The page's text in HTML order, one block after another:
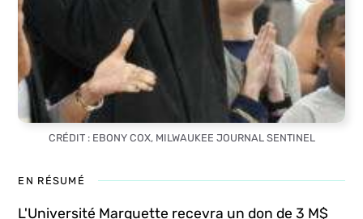
CRÉDIT : EBONY COX, MILWAUKEE JOURNAL SENTINEL
EN RÉSUMÉ
L'Université Marquette recevra un don de 3 M$